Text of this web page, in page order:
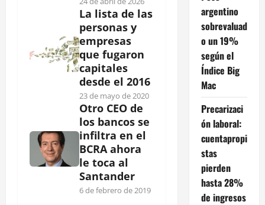
La lista de las
personas y
empresas
que fugaron
capitales
desde el 2016
23 de mayo de 2020
Otro CEO de
los bancos se
infiltra en el
BCRA ahora
le toca al
Santander
6 de febrero de 2019
argentino
sobrevaluad
o un 19%
según el
Índice Big
Mac
Precarizaci
ón laboral:
cuentapropi
stas
pierden
hasta 28%
de ingresos